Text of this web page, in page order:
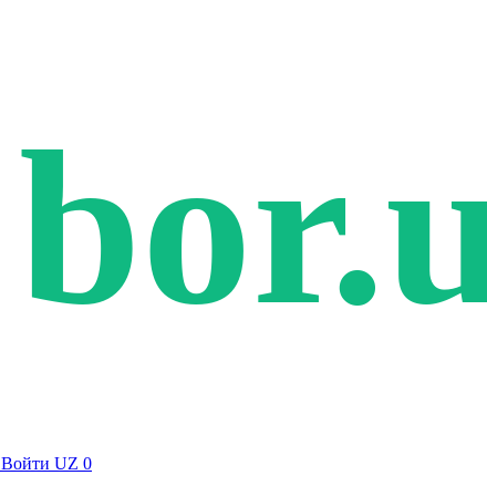
Войти UZ 0